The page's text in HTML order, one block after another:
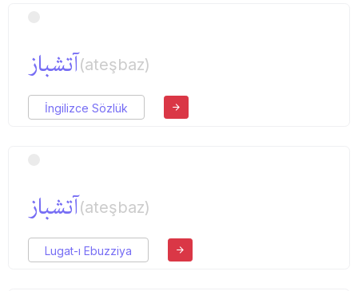
آتشباز(ateşbaz)
İngilizce Sözlük
آتشباز(ateşbaz)
Lugat-ı Ebuzziya